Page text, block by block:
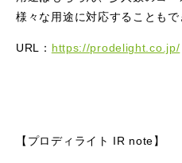
様々な用途に対応することもで
URL： https://prodelight.co.jp/
【プロディライト IR note】